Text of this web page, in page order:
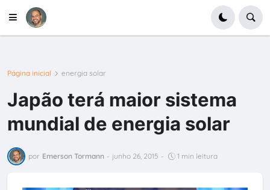
Página inicial energia solar
Japão terá maior sistema
mundial de energia solar
por Emerson Tormann - junho 26, 2015 - 1 min leitura